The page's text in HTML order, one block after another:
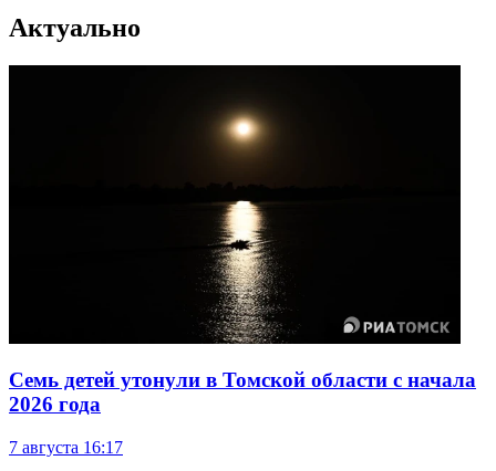
Актуально
Семь детей утонули в Томской области с начала
2026 года
7 августа 16:17